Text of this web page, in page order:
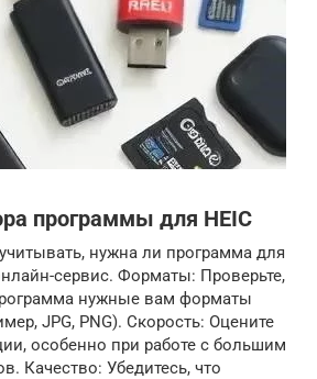
программы для HEIC
нужна ли программа для
сервис. Форматы: Проверьте,
нужные вам форматы
JPG, PNG). Скорость: Оцените
особенно при работе с большим
Качество: Убедитесь, что